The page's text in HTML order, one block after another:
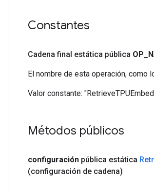
Constantes
Cadena final estática pública OP
El nombre de esta operación, como
Valor constante:
Métodos públicos
configuración pública estática
(configuración de cadena)